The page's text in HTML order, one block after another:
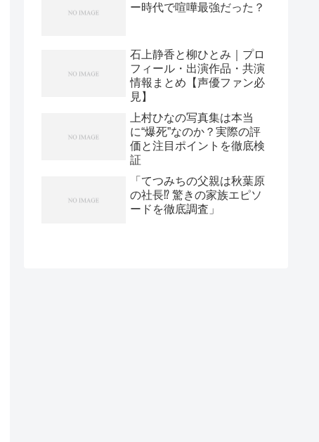
ー時代で喧嘩最強だった？
石上静香と柳ひとみ｜プロ
フィール・出演作品・共演
情報まとめ【声優ファン必
見】
上村ひなの写真集は本当
に“爆死”なのか？実際の評
価と注目ポイントを徹底検
証
「てつみちの父親は秋葉原
の社長⁉ 驚きの家族エピソ
ードを徹底調査」